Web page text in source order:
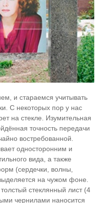
и стараемся учитывать
С некоторых пор у нас
на стекле. Изумительная
точность передачи
востребованной.
односторонним и
вида, а также
(сердечки, волны,
на чужом фоне.
стеклянный лист (4
чернилами наносится